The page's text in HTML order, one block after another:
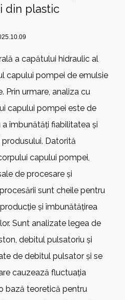
din plastic
a capătului hidraulic al
capului pompei de emulsie
Prin urmare, analiza cu
capului pompei este de
îmbunătăți fiabilitatea și
Datorită
capului pompei,
de procesare și
sunt cheile pentru
și îmbunătățirea
Sunt analizate legea de
debitul pulsatoriu și
de debitul pulsator și se
cauzează fluctuația
bază teoretică pentru